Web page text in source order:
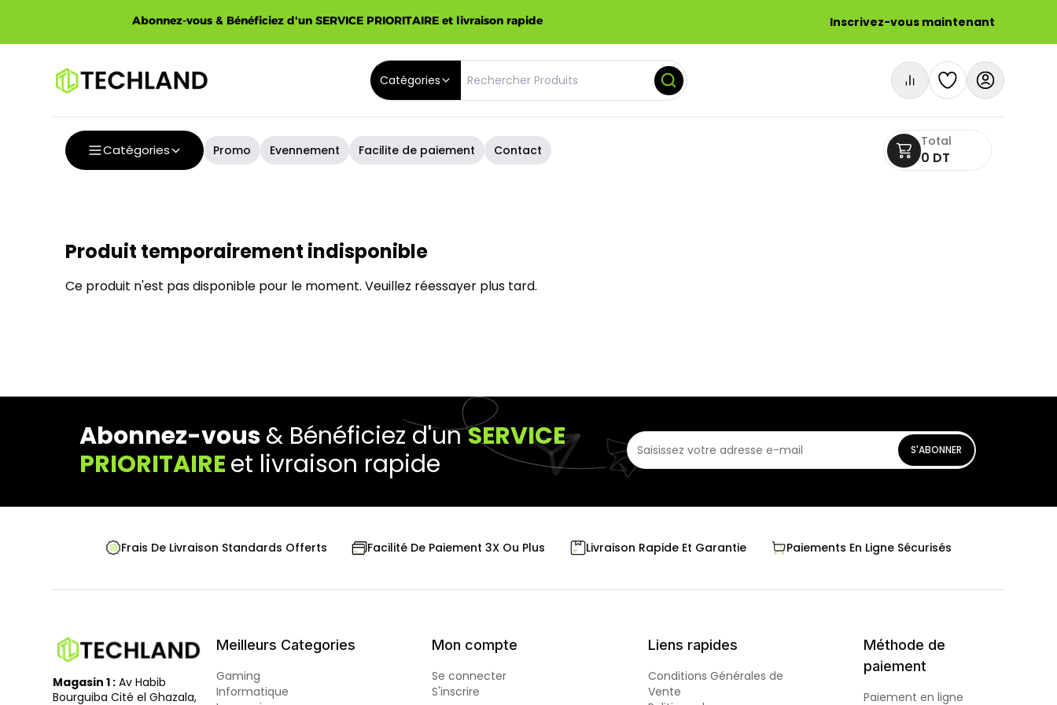
Abonnez-vous & Bénéficiez d'un SERVICE PRIORITAIRE et livraison rapide Inscrivez-vous maintenant
Catégories
Catégories Promo Evennement Facilite de paiement Contact
Total
0 DT
Produit temporairement indisponible
Ce produit n'est pas disponible pour le moment. Veuillez réessayer plus tard.
Abonnez-vous& Bénéficiez d'unSERVICE
PRIORITAIREet livraison rapide S'ABONNER
Frais De Livraison Standards Offerts Facilité De Paiement 3X Ou Plus Livraison Rapide Et Garantie Paiements En Ligne Sécurisés
Magasin 1 : Av Habib
Bourguiba Cité el Ghazala,
Meilleurs Categories
Gaming
Informatique
Mon compte
Se connecter
S'inscrire
Liens rapides
Conditions Générales de
Vente
Méthode de
paiement
Paiement en ligne